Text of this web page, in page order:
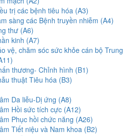
trị các bệnh tiêu hóa (A3)
sàng các Bệnh truyền nhiễm (A4)
thư (A6)
kinh (A7)
vệ, chăm sóc sức khỏe cán bộ Trung
thương- Chỉnh hình (B1)
thuật Tiêu hóa (B3)
Da liễu-Dị ứng (A8)
Hồi sức tích cực (A12)
Phục hồi chức năng (A26)
Tiết niệu và Nam khoa (B2)